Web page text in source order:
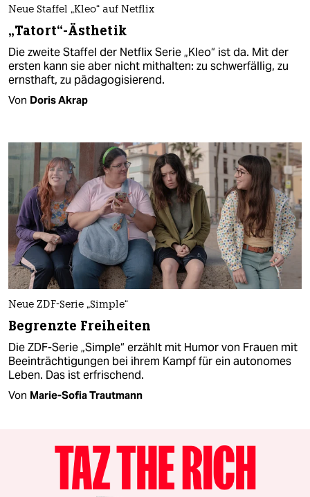
Neue Staffel „Kleo“ auf Netflix
„Tatort“-Ästhetik
Die zweite Staffel der Netflix Serie „Kleo“ ist da. Mit der
ersten kann sie aber nicht mithalten: zu schwerfällig, zu
ernsthaft, zu pädagogisierend.
Von Doris Akrap
Neue ZDF-Serie „Simple“
Begrenzte Freiheiten
Die ZDF-Serie „Simple“ erzählt mit Humor von Frauen mit
Beeinträchtigungen bei ihrem Kampf für ein autonomes
Leben. Das ist erfrischend.
Von Marie-Sofia Trautmann